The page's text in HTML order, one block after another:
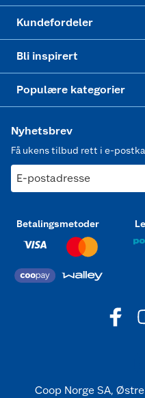
Kundefordeler
Bli inspirert
Populære kategorier
Nyhetsbrev
Få ukens tilbud rett i e-
E-postadresse
Betalingsmetoder
Coop Norge SA,